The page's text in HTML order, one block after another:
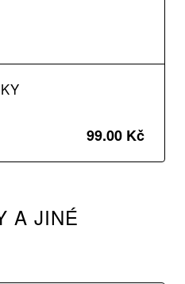
99.00 Kč
A JINÉ